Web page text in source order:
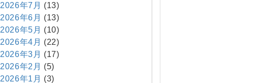
2026年7月 (13)
2026年6月 (13)
2026年5月 (10)
2026年4月 (22)
2026年3月 (17)
2026年2月 (5)
2026年1月 (3)